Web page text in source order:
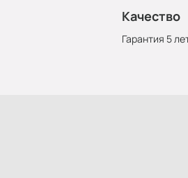
Качество
Гарантия 5